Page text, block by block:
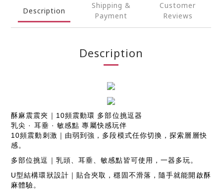
Description
Shipping &
Payment
Customer
Reviews
Description
酥麻震震夾｜10頻震動環 多部位挑逗器
乳尖 · 耳垂 · 敏感點 專屬快感玩伴
10頻震動刺激｜由弱到強，多段模式任你切換，探索層層快
感。
多部位挑逗｜乳頭、耳垂、敏感點皆可使用，一器多玩。
U型結構環狀設計｜貼合夾取，穩固不滑落，隨手就能開啟酥
麻體驗。